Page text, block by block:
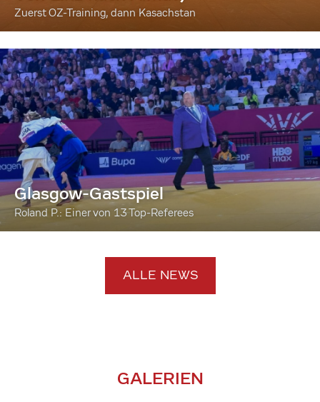
Zuerst OZ-Training, dann Kasachstan
Glasgow-Gastspiel
Roland P.: Einer von 13 Top-Referees
ALLE NEWS
GALERIEN